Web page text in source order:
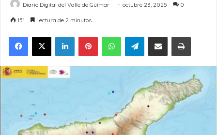
Diario Digital del Valle de Güímar octubre 23, 2025 0
151 Lectura de 2 minutos
LinkedInPinterestWhatsAppTelegramCompartir por Email Imprimir